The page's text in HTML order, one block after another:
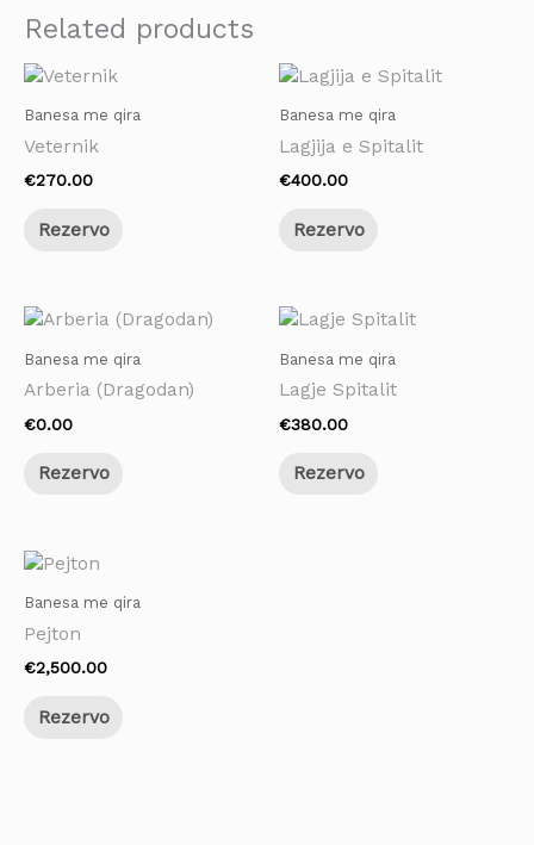
Related products
Banesa me qira
Veternik
€270.00
Rezervo
Banesa me qira
Lagjija e Spitalit
€400.00
Rezervo
Banesa me qira
Arberia (Dragodan)
€0.00
Rezervo
Banesa me qira
Lagje Spitalit
€380.00
Rezervo
Banesa me qira
Pejton
€2,500.00
Rezervo